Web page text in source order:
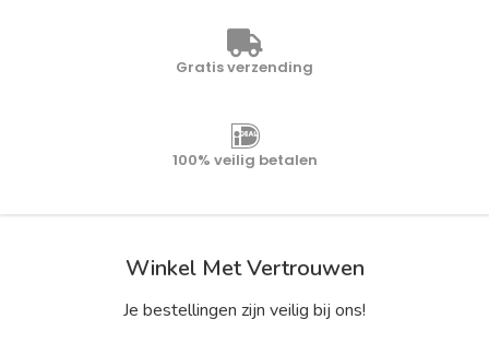
Gratis verzending
100% veilig betalen
Winkel Met Vertrouwen
Je bestellingen zijn veilig bij ons!